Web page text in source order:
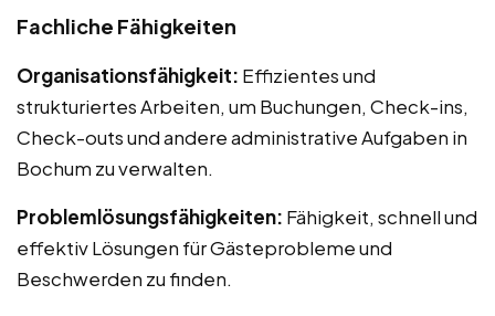
Fachliche Fähigkeiten
Organisationsfähigkeit: Effizientes und
strukturiertes Arbeiten, um Buchungen, Check-ins,
Check-outs und andere administrative Aufgaben in
Bochum zu verwalten.
Problemlösungsfähigkeiten: Fähigkeit, schnell und
effektiv Lösungen für Gästeprobleme und
Beschwerden zu finden.